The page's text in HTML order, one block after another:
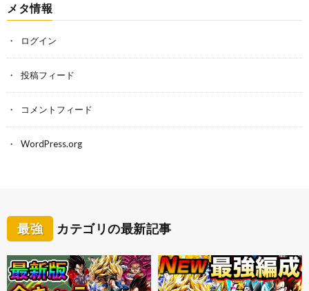
メタ情報
ログイン
投稿フィード
コメントフィード
WordPress.org
最強 カテゴリの最新記事